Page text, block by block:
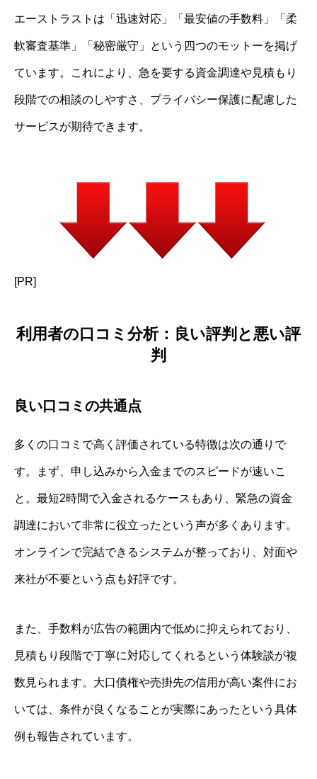
エーストラストは「迅速対応」「最安値の手数料」「柔
軟審査基準」「秘密厳守」という四つのモットーを掲げ
ています。これにより、急を要する資金調達や見積もり
段階での相談のしやすさ、プライバシー保護に配慮した
サービスが期待できます。
[PR]
利用者の口コミ分析：良い評判と悪い評
判
良い口コミの共通点
多くの口コミで高く評価されている特徴は次の通りで
す。まず、申し込みから入金までのスピードが速いこ
と。最短2時間で入金されるケースもあり、緊急の資金
調達において非常に役立ったという声が多くあります。
オンラインで完結できるシステムが整っており、対面や
来社が不要という点も好評です。
また、手数料が広告の範囲内で低めに抑えられており、
見積もり段階で丁寧に対応してくれるという体験談が複
数見られます。大口債権や売掛先の信用が高い案件にお
いては、条件が良くなることが実際にあったという具体
例も報告されています。